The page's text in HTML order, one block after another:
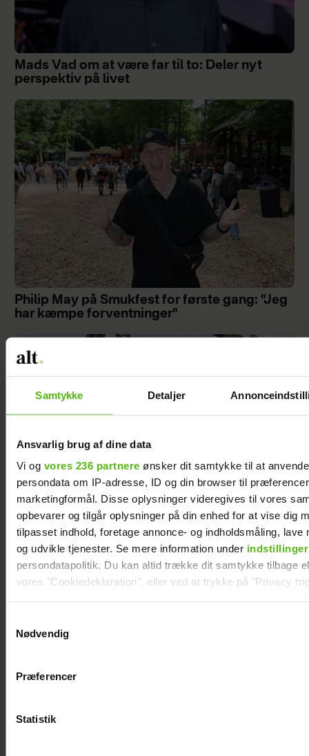
Samtykke Detaljer
Ansvarlig brug af dine data
Vi og vores 236 partnere ønsker dit samtykke til at
persondata om IP-adresse, ID og din browser til
marketingformål. Disse oplysninger videregives til vores
opbevarer og tilgår oplysninger på din enhed for at vise dig
tilpasset indhold, foretage annonce- og indholdsmåling, lave
og udvikle tjenester. Se mere information under indstillinger
persondatapolitik. Du kan altid trække dit samtykke tilbage
vores "Cookiedeklaration", eller ved at trykke på "Privacy
Vi anvender egne cookies og cookies fra tredjeparter til at
generere statistik og huske dine præferencer samt til brug
Nødvendig
Præferencer
Statistik
Mads Vad om at være far til to: Deler nyt
perspektiv på livet
Philip May på Smukfest for første gang: "Jeg
har kæmpe forventninger"
Se billedet: Så meget har Lars Elbæk tabt sig